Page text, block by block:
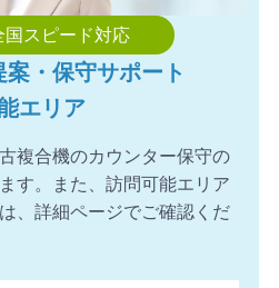
国スピード対応
・保守サポート
エリア
複合機のカウンター保守の
す。また、訪問可能エリア
、詳細ページでご確認くだ